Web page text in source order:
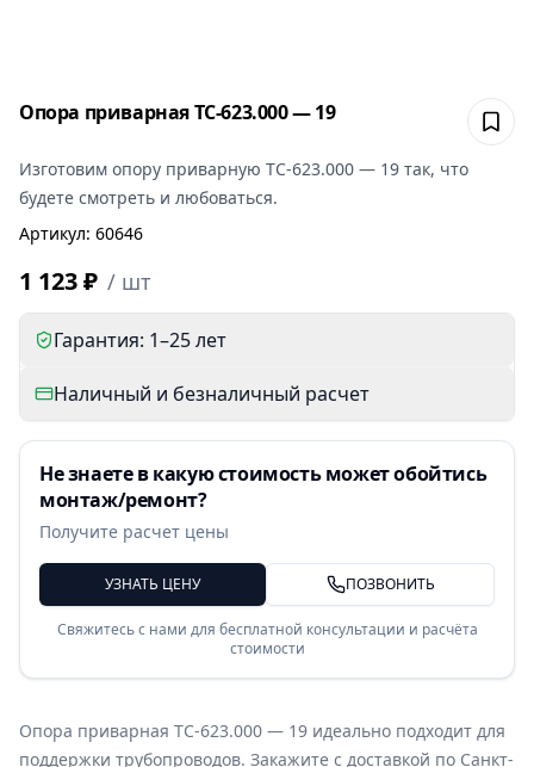
Опора приварная ТС-623.000 — 19
Изготовим опору приварную ТС-623.000 — 19 так, что
будете смотреть и любоваться.
Артикул: 60646
1 123 ₽ / шт
Гарантия: 1–25 лет
Наличный и безналичный расчет
Не знаете в какую стоимость может обойтись
монтаж/ремонт?
Получите расчет цены
УЗНАТЬ ЦЕНУ ПОЗВОНИТЬ
Свяжитесь с нами для бесплатной консультации и расчёта
стоимости
Опора приварная ТС-623.000 — 19 идеально подходит для
поддержки трубопроводов. Закажите с доставкой по Санкт-